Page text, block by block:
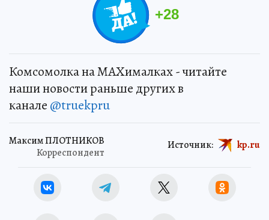
+28
Комсомолка на MAXималках - читайте
наши новости раньше других в
канале @truekpru
Максим ПЛОТНИКОВ
Корреспондент
Источник: kp.ru